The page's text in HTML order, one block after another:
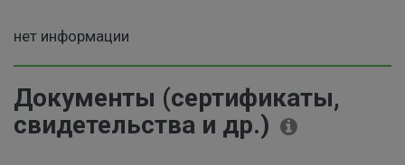
нет информации
Документы (сертификаты,
свидетельства и др.)